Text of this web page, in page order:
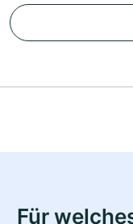
Für